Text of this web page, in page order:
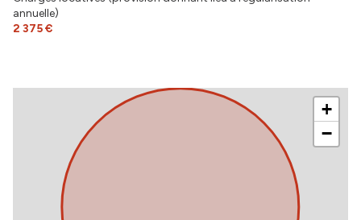
annuelle)
2 375 €
+
−